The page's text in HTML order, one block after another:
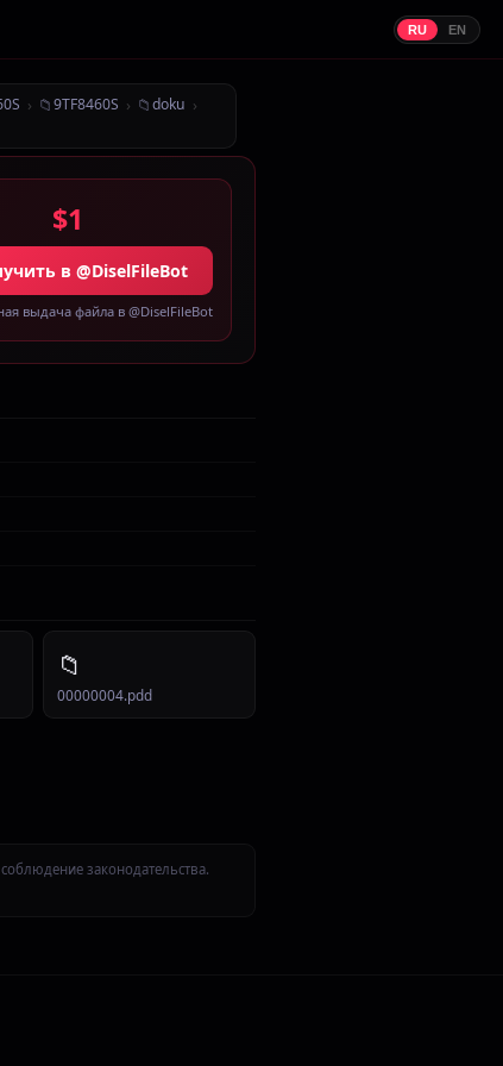
RU EN
› 📁9TF8460S › 📁doku ›
$1
в @DiselFileBot
выдача файла в @DiselFileBot
📁
00000004.pdd
законодательства.